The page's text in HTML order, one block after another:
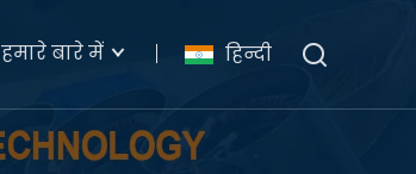
हिन्दी
हमारे बारे में